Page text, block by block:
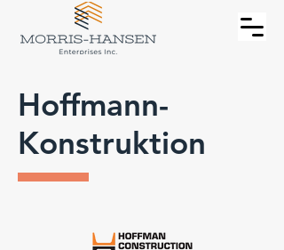
Hoffmann-
Konstruktion